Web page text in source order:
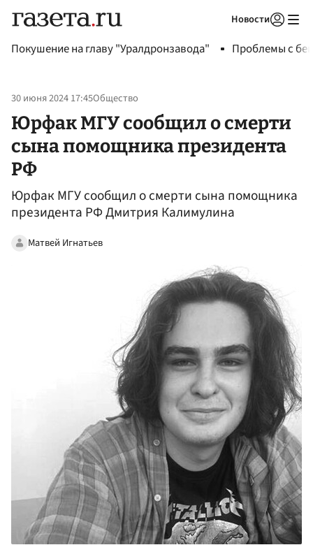
Новости
Покушение на главу "Уралдронзавода" Проблемы с
30 июня 2024 17:45Общество
Юрфак МГУ сообщил о смерти
сына помощника президента
РФ
Юрфак МГУ сообщил о смерти сына помощника
президента РФ Дмитрия Калимулина
Матвей Игнатьев